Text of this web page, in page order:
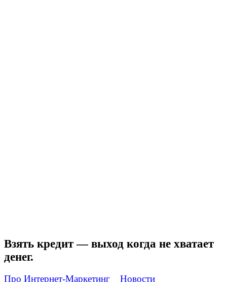
Взять кредит — выход когда не хватает
денег.
Про Интернет-Маркетинг Новости